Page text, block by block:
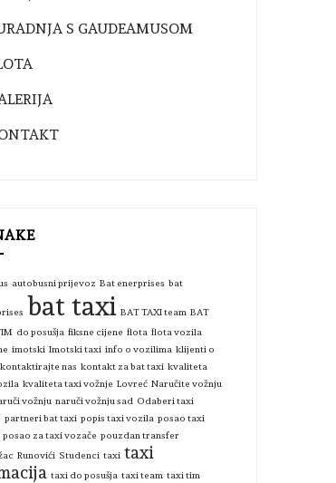
S GAUDEAMUSOM
autobusni prijevoz Bat enerprises bat
bat taxi BAT TAXI team BAT
do posušja fiksne cijene flota flota vozila
imotski Imotski taxi info o vozilima klijenti o
kontaktirajte nas kontakt za bat taxi kvaliteta
kvaliteta taxi vožnje Lovreć Naručite vožnju
vožnju naruči vožnju sad Odaberi taxi
partneri bat taxi popis taxi vozila posao taxi
posao za taxi vozače pouzdan transfer
Runovići Studenci taxi taxi
taxi do posušja taxi team taxi tim